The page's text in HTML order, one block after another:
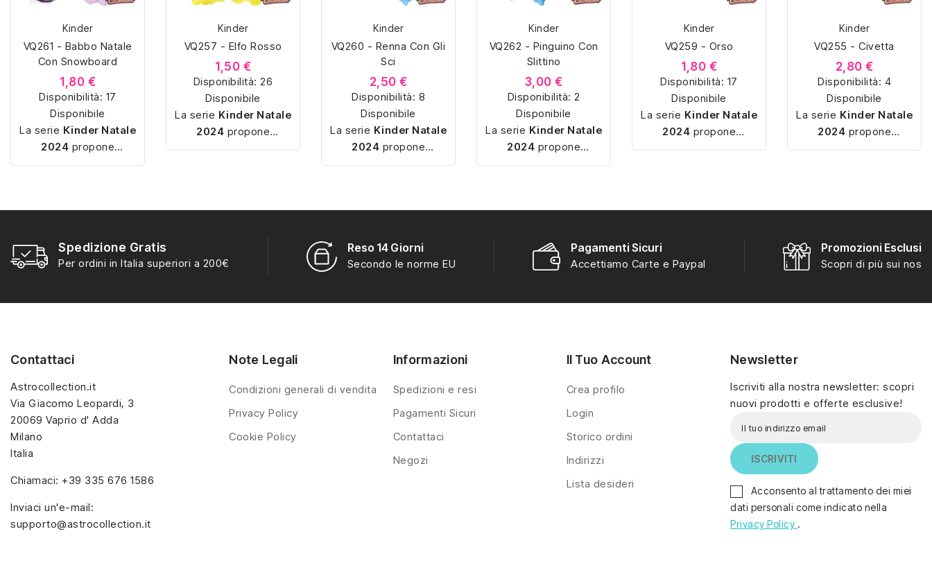
Kinder
VQ261 - Babbo Natale
Con Snowboard
1,80 €
Disponibilità: 17
Disponibile
La serie Kinder Natale
2024 propone
sorpresine a tema
da montaree pensate
soggetti includono
personaggi stagionali,
Kinder
VQ257 - Elfo Rosso
1,50 €
Disponibilità:26
Disponibile
La serie Kinder Natale
2024 propone
sorpresine a tema
per lacatalogazione. I
animali e piccoli
Kinder
VQ260 - Renna Con Gli
Sci
2,50 €
Disponibilità: 8
Disponibile
La serie Kinder Natale
2024 propone
sorpresine a tema
da montaree pensate
soggetti includono
personaggi stagionali,
Kinder
VQ262 - Pinguino Con
Slittino
3,00 €
Disponibilità: 2
Disponibile
La serie Kinder Natale
2024 propone
sorpresine a tema
da montaree pensate
soggetti includono
personaggi stagionali,
Kinder
VQ259 - Orso
1,80 €
Disponibilità: 17
Disponibile
La serie Kinder Natale
2024 propone
sorpresine a tema
per lacatalogazione. I
personaggi stagionali,
animali e piccoli
Kinder
VQ255 - Civetta
2,80 €
Disponibilità: 4
Disponibile
La serie Kinder Natale
2024 propone
sorpresine a tema
per lacatalogazione. I
personaggi stagionali,
animali e piccoli
Spedizione Gratis
Per ordini in Italia superiori a 200€
Reso 14 Giorni
Secondo le norme EU
Pagamenti Sicuri
Accettiamo Carte e Paypal
Promozioni
Scopri di più sui
Contattaci
Astrocollection.it
Via Giacomo Leopardi, 3
20069 Vaprio d' Adda
Milano
Italia
Chiamaci: +39 335 676 1586
Inviaci un'e-mail:
supporto@astrocollection.it
Note Legali
Condizioni generali di vendita
Privacy Policy
Cookie Policy
Informazioni
Spedizioni e resi
Pagamenti Sicuri
Contattaci
Negozi
Il Tuo Account
Crea profilo
Login
Storico ordini
Indirizzi
Lista desideri
Newsletter
Iscriviti alla nostra newsletter: scopri
nuovi prodotti e offerte esclusive!
Acconsento al trattamento dei miei
dati personali come indicato nella
Privacy Policy .